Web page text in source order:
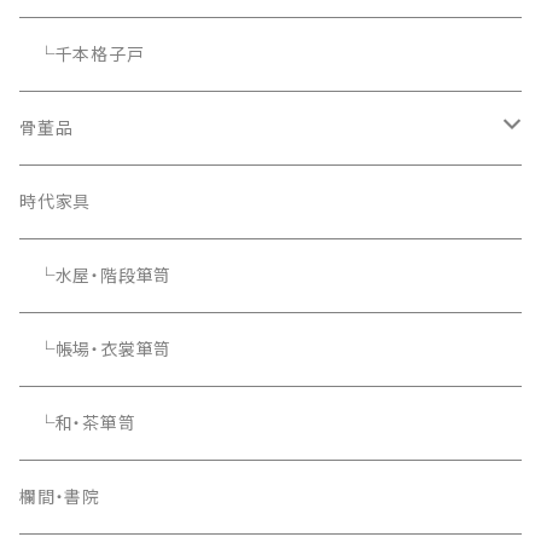
└千本格子戸
骨董品
骨董品
時代家具
└水屋・階段箪笥
└帳場・衣裳箪笥
└和・茶箪笥
欄間・書院